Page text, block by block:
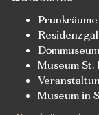
Prunkräume
Dommuseum
Museum St.
Museum in